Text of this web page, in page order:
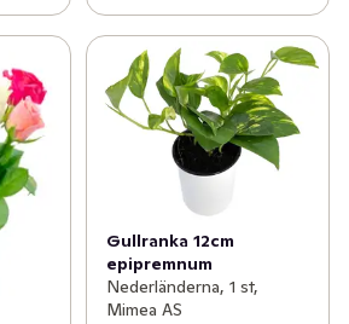
Gullranka 12cm
epipremnum
Nederländerna, 1 st,
Mimea AS